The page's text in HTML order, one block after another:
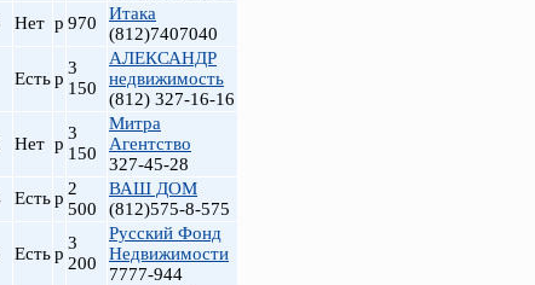
Нет р 970
Итака
(812)7407040
Естьр
3
150
АЛЕКСАНДР
недвижимость
(812) 327-16-16
Нет р
3
150
Митра
Агентство
327-45-28
Естьр 2
500
ВАШ ДОМ
(812)575-8-575
Естьр
3
200
Русский Фонд
Недвижимости
7777-944